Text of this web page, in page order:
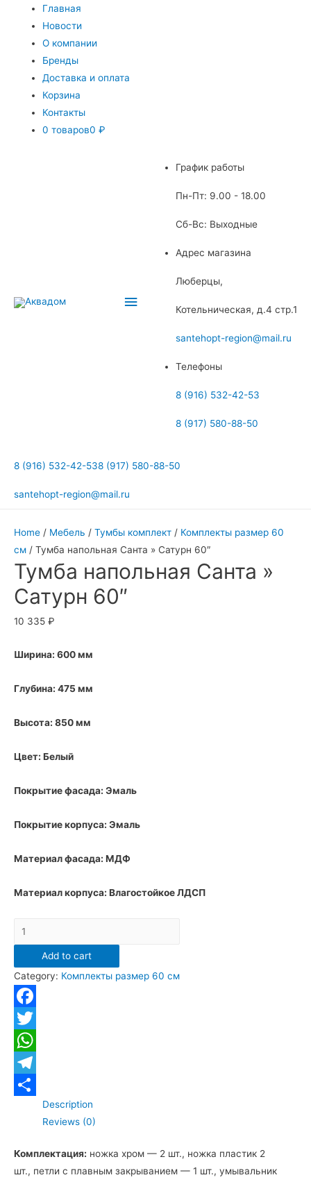
Главная
Новости
О компании
Бренды
Доставка и оплата
Корзина
Контакты
0 товаров0 ₽
Главное
График работы
Пн-Пт: 9.00 - 18.00
Сб-Вс: Выходные
Адрес магазина
Люберцы,
Котельническая, д.4 стр.1
santehopt-region@mail.ru
Телефоны
8 (916) 532-42-53
8 (917) 580-88-50
8 (916) 532-42-538 (917) 580-88-50
santehopt-region@mail.ru
Home / Мебель / Тумбы комплект / Комплекты размер 60
см / Тумба напольная Санта » Сатурн 60″
Тумба напольная Санта »
Сатурн 60″
10 335 ₽
Ширина: 600 мм
Глубина: 475 мм
Высота: 850 мм
Цвет: Белый
Покрытие фасада: Эмаль
Покрытие корпуса: Эмаль
Материал фасада: МДФ
Материал корпуса: Влагостойкое ЛДСП
Тумба
напольная
"
Сатурн
60"
quantity
Add to cart
Category: Комплекты размер 60 см
Facebook
Twitter
WhatsApp
Telegram
ОтправитьDescription
Reviews (0)
Комплектация: ножка хром — 2 шт., ножка пластик 2
шт., петли с плавным закрыванием — 1 шт., умывальник